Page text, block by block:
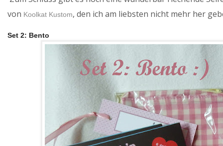
von Koolkat Kustom, den ich am liebsten nicht mehr her
Set 2: Bento